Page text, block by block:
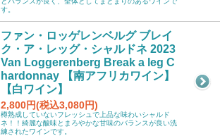
す。
ファン・ロッゲレンベルグ ブレイ
ク・ア・レッグ・シャルドネ 2023
Van Loggerenberg Break a leg C
hardonnay 【南アフリカワイン】
【白ワイン】
2,800円(税込3,080円)
樽熟成していないフレッシュで上品な味わいシャルド
ネ！！綺麗な酸味とまろやかな甘味のバランスが良い洗
練されたワインです。